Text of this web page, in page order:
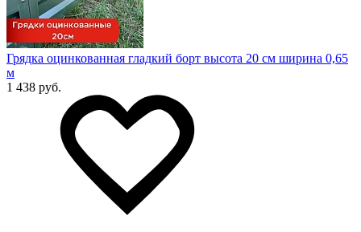
Грядка оцинкованная гладкий борт высота 20 см ширина 0,65
м
1 438 руб.